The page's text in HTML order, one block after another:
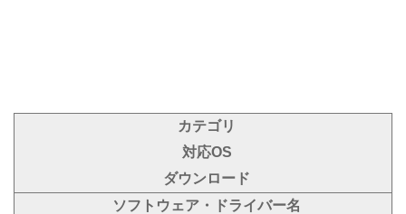
カテゴリ
対応OS
ダウンロード
ソフトウェア・ドライバー名